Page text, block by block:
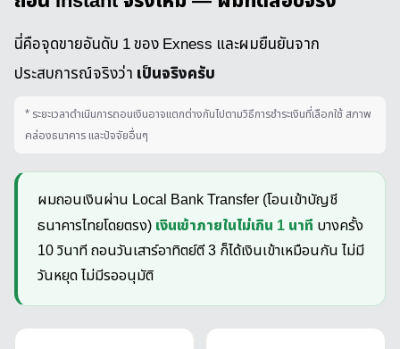
นี่คือจุดขายอันดับ 1 ของ Exness และผมยืนยันจาก
ประสบการณ์จริงว่า เป็นจริงครับ
* ระยะเวลาดำเนินการถอนเงินอาจแตกต่างกันไปตามวิธีการชำระเงินที่เลือกใช้ สภาพ
คล่องธนาคาร และปัจจัยอื่นๆ
ผมถอนเงินผ่าน Local Bank Transfer (โอนเข้าบัญชี
ธนาคารไทยโดยตรง) เงินเข้าภายในไม่เกิน 1 นาที บางครั้ง
10 วินาที ถอนวันเสาร์อาทิตย์ตี 3 ก็ได้เงินเข้าเหมือนกัน ไม่มี
วันหยุด ไม่มีรออนุมัติ